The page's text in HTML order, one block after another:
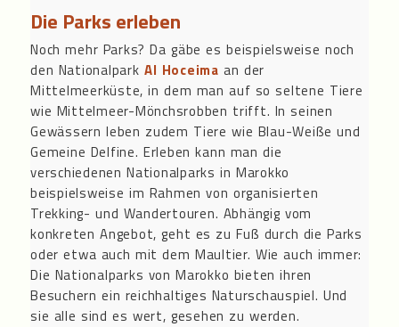
Die Parks erleben
Noch mehr Parks? Da gäbe es beispielsweise noch
den Nationalpark Al Hoceima an der
Mittelmeerküste, in dem man auf so seltene Tiere
wie Mittelmeer-Mönchsrobben trifft. In seinen
Gewässern leben zudem Tiere wie Blau-Weiße und
Gemeine Delfine. Erleben kann man die
verschiedenen Nationalparks in Marokko
beispielsweise im Rahmen von organisierten
Trekking- und Wandertouren. Abhängig vom
konkreten Angebot, geht es zu Fuß durch die Parks
oder etwa auch mit dem Maultier. Wie auch immer:
Die Nationalparks von Marokko bieten ihren
Besuchern ein reichhaltiges Naturschauspiel. Und
sie alle sind es wert, gesehen zu werden.